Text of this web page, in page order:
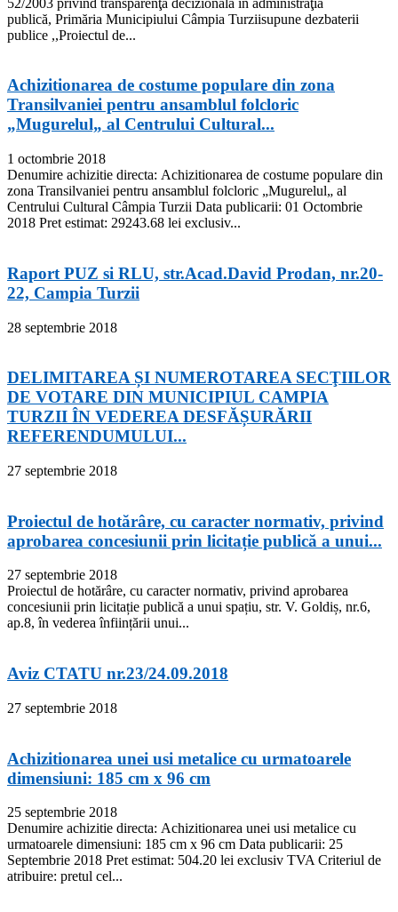
publică, Primăria Municipiului Câmpia Turziisupune dezbaterii
publice ,,Proiectul de...
Achizitionarea de costume populare din zona
Transilvaniei pentru ansamblul folcloric
„Mugurelul„ al Centrului Cultural...
1 octombrie 2018
Denumire achizitie directa: Achizitionarea de costume populare din
zona Transilvaniei pentru ansamblul folcloric „Mugurelul„ al
Centrului Cultural Câmpia Turzii Data publicarii: 01 Octombrie
2018 Pret estimat: 29243.68 lei exclusiv...
Raport PUZ si RLU, str.Acad.David Prodan, nr.20-
22, Campia Turzii
28 septembrie 2018
DELIMITAREA ȘI NUMEROTAREA SECŢIILOR
DE VOTARE DIN MUNICIPIUL CAMPIA
TURZII ÎN VEDEREA DESFĂȘURĂRII
REFERENDUMULUI...
27 septembrie 2018
Proiectul de hotărâre, cu caracter normativ, privind
aprobarea concesiunii prin licitație publică a unui...
27 septembrie 2018
Proiectul de hotărâre, cu caracter normativ, privind aprobarea
concesiunii prin licitație publică a unui spațiu, str. V. Goldiș, nr.6,
ap.8, în vederea înființării unui...
Aviz CTATU nr.23/24.09.2018
27 septembrie 2018
Achizitionarea unei usi metalice cu urmatoarele
dimensiuni: 185 cm x 96 cm
25 septembrie 2018
Denumire achizitie directa: Achizitionarea unei usi metalice cu
urmatoarele dimensiuni: 185 cm x 96 cm Data publicarii: 25
Septembrie 2018 Pret estimat: 504.20 lei exclusiv TVA Criteriul de
atribuire: pretul cel...